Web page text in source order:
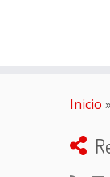
Inicio »